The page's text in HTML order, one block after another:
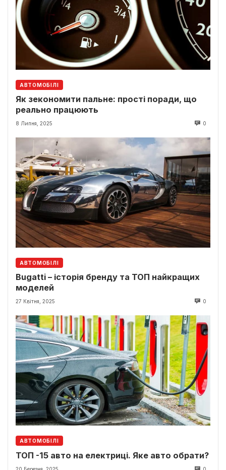
АВТОМОБІЛІ
Як зекономити пальне: прості поради, що
реально працюють
8 Липня, 2025 0
АВТОМОБІЛІ
Bugatti – історія бренду та ТОП найкращих
моделей
27 Квітня, 2025 0
АВТОМОБІЛІ
ТОП -15 авто на електриці. Яке авто обрати?